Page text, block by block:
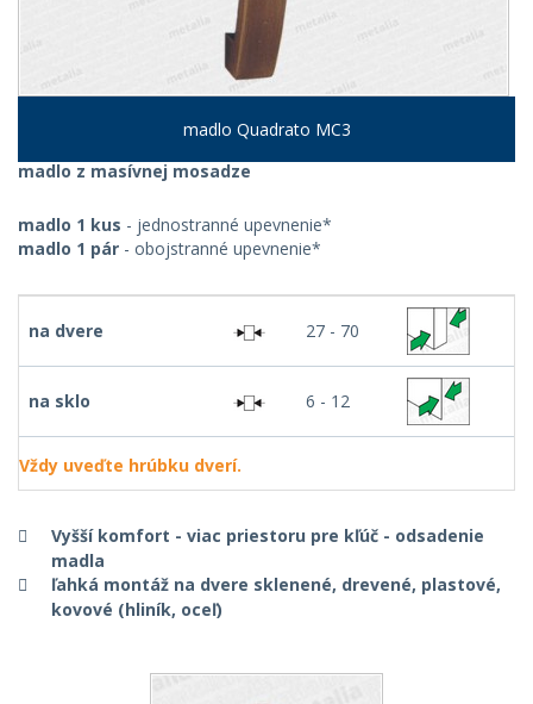
madlo Quadrato MC3
madlo z masívnej mosadze
madlo 1 kus - jednostranné upevnenie*
madlo 1 pár - obojstranné upevnenie*
na dvere 27 - 70
na sklo 6 - 12
Vždy uveďte hrúbku dverí.
Vyšší komfort - viac priestoru pre kľúč - odsadenie
madla
ľahká montáž na dvere sklenené, drevené, plastové,
kovové (hliník, oceľ)